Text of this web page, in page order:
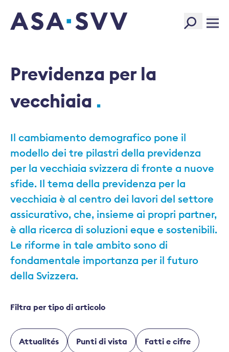
SVV Logo
Previdenza per la
vecchiaia
Il cambiamento demografico pone il
modello dei tre pilastri della previdenza
per la vecchiaia svizzera di fronte a nuove
sfide. Il tema della previdenza per la
vecchiaia è al centro dei lavori del settore
assicurativo, che, insieme ai propri partner,
è alla ricerca di soluzioni eque e sostenibili.
Le riforme in tale ambito sono di
fondamentale importanza per il futuro
della Svizzera.
Filtra per tipo di articolo
Attualités Punti di vista Fatti e cifre